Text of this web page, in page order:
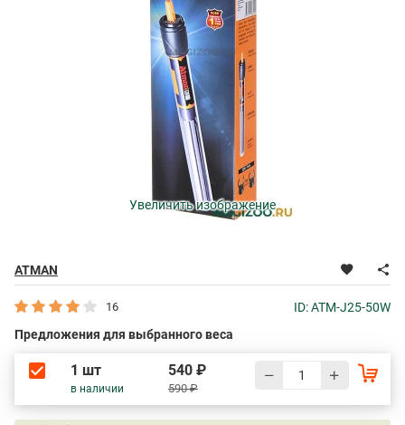
ATMAN
Увеличить изображение
16
ID: ATM-J25-50W
Предложения для выбранного веса
1 шт
в наличии
540 ₽
590 ₽